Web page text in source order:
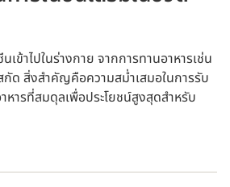
เข้าไปในร่างกาย จากการทานอาหารเช่น
กัด สิ่งสำคัญคือความสม่ำเสมอในการรับ
หารที่สมดุลเพื่อประโยชน์สูงสุดสำหรับ